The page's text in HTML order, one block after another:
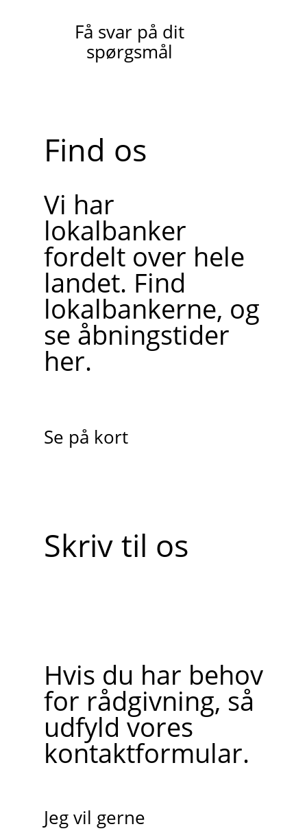
Få svar på dit
spørgsmål
Find os
Vi har
lokalbanker
fordelt over hele
landet. Find
lokalbankerne, og
se åbningstider
her.
Se på kort
Skriv til os
Hvis du har behov
for rådgivning, så
udfyld vores
kontaktformular.
Jeg vil gerne